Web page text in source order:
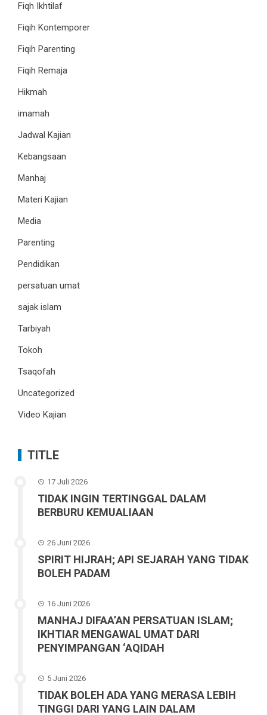
Fiqh Ikhtilaf
Fiqih Kontemporer
Fiqih Parenting
Fiqih Remaja
Hikmah
imamah
Jadwal Kajian
Kebangsaan
Manhaj
Materi Kajian
Media
Parenting
Pendidikan
persatuan umat
sajak islam
Tarbiyah
Tokoh
Tsaqofah
Uncategorized
Video Kajian
TITLE
17 Juli 2026
TIDAK INGIN TERTINGGAL DALAM
BERBURU KEMUALIAAN
26 Juni 2026
SPIRIT HIJRAH; API SEJARAH YANG TIDAK
BOLEH PADAM
16 Juni 2026
MANHAJ DIFAA’AN PERSATUAN ISLAM;
IKHTIAR MENGAWAL UMAT DARI
PENYIMPANGAN ‘AQIDAH
5 Juni 2026
TIDAK BOLEH ADA YANG MERASA LEBIH
TINGGI DARI YANG LAIN DALAM